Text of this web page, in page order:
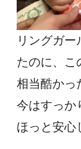
リングガ
たのに、こ
相当酷か
今はすっか
ほっと安